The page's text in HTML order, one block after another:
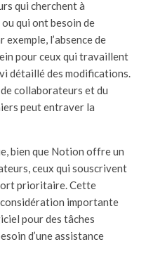
qui cherchent à
qui ont besoin de
l’absence de
pour ceux qui travaillent
détaillé des modifications.
collaborateurs et du
peut entraver la
bien que Notion offre un
ceux qui souscrivent
prioritaire. Cette
importante
pour des tâches
d’une assistance